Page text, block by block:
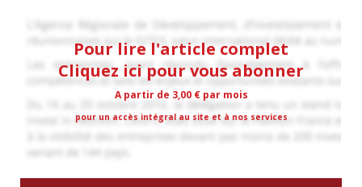
Pour lire l'article complet
Cliquez ici pour vous abonner
A partir de 3,00 € par mois
pour un accès intégral au site et à nos services